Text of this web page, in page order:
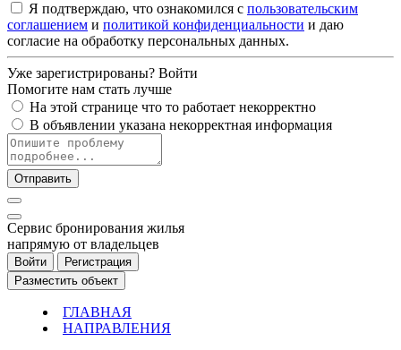
Я подтверждаю, что ознакомился с пользовательским
соглашением и политикой конфиденциальности и даю
согласие на обработку персональных данных.
Уже зарегистрированы? Войти
Помогите нам стать лучше
На этой странице что то работает некорректно
В объявлении указана некорректная информация
Отправить
Cервис бронирования жилья
напрямую от владельцев
Войти
Регистрация
Разместить объект
ГЛАВНАЯ
НАПРАВЛЕНИЯ